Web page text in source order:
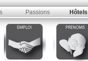
Passions Hôtels